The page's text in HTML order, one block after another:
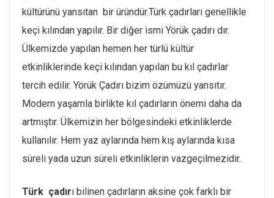
kültürünü yansıtan bir üründür.Türk çadırları genellikle
keçi kılından yapılır. Bir diğer ismi Yörük çadırı dır.
Ülkemizde yapılan hemen her türlü kültür
etkinliklerinde keçi kılından yapılan bu kıl çadırlar
tercih edilir. Yörük Çadırı bizim özümüzü yansıtır.
Modern yaşamla birlikte kıl çadırların önemi daha da
artmıştır. Ülkemizin her bölgesindeki etkinliklerde
kullanılır. Hem yaz aylarında hem kış aylarında kısa
süreli yada uzun süreli etkinliklerin vazgeçilmezidir.
Türk çadırı bilinen çadırların aksine çok farklı bir